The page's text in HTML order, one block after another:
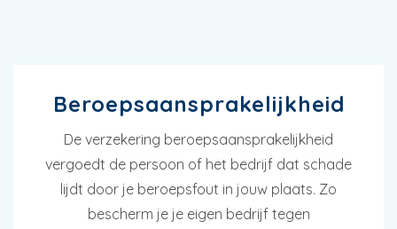
Beroepsaansprakelijkheid
De verzekering beroepsaansprakelijkheid
vergoedt de persoon of het bedrijf dat schade
lijdt door je beroepsfout in jouw plaats. Zo
bescherm je je eigen bedrijf tegen